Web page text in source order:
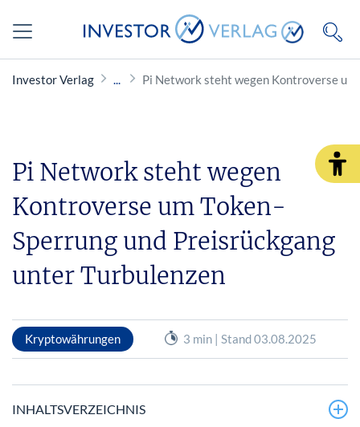
Investor Verlag Pi Network steht wegen Kontroverse
Pi Network steht wegen
Kontroverse um Token-
Sperrung und Preisrückgang
unter Turbulenzen
Kryptowährungen 3 min | Stand 03.08.2025
INHALTSVERZEICHNIS